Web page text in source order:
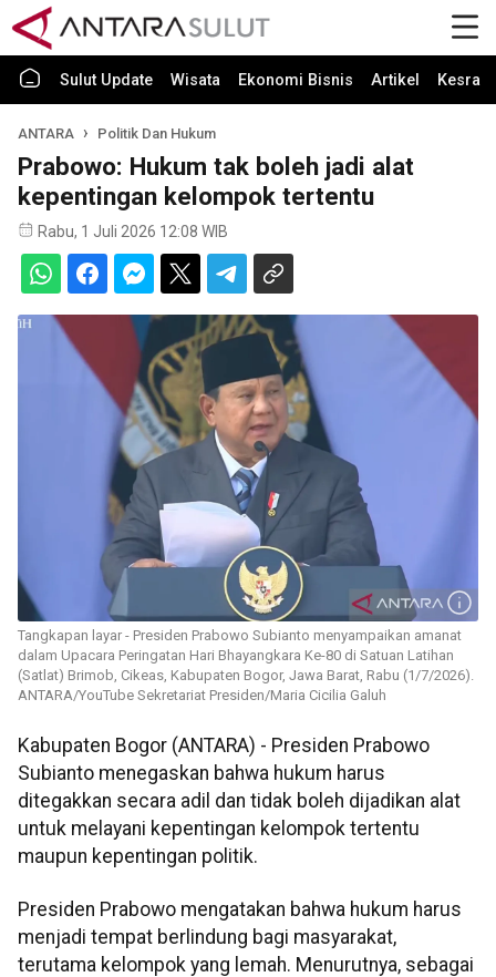
Sulut Update Wisata Ekonomi Bisnis Artikel Kesra
ANTARA Politik Dan Hukum
Prabowo: Hukum tak boleh jadi alat
kepentingan kelompok tertentu
Rabu, 1 Juli 2026 12:08 WIB
Tangkapan layar - Presiden Prabowo Subianto menyampaikan amanat
dalam Upacara Peringatan Hari Bhayangkara Ke-80 di Satuan Latihan
(Satlat) Brimob, Cikeas, Kabupaten Bogor, Jawa Barat, Rabu (1/7/2026).
ANTARA/YouTube Sekretariat Presiden/Maria Cicilia Galuh
Kabupaten Bogor (ANTARA) - Presiden Prabowo
Subianto menegaskan bahwa hukum harus
ditegakkan secara adil dan tidak boleh dijadikan alat
untuk melayani kepentingan kelompok tertentu
maupun kepentingan politik.
Presiden Prabowo mengatakan bahwa hukum harus
menjadi tempat berlindung bagi masyarakat,
terutama kelompok yang lemah. Menurutnya, sebagai